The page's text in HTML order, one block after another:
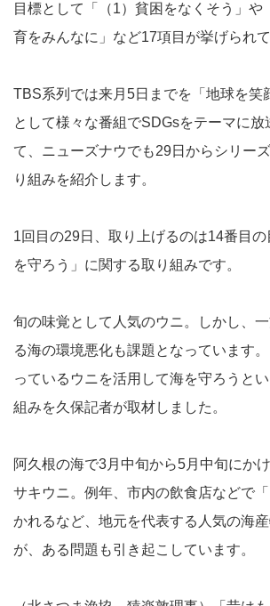
目標として「（1）貧困をなくそう」や
育をみんなに」など17項目が挙げられて
TBS系列では来月5日までを「地球を笑
として様々な番組でSDGsをテーマに放
て、ニューズナウでも29日からシリー
り組みを紹介します。
1回目の29日、取り上げるのは14番目の
を守ろう」に関する取り組みです。
旬の味覚として人気のウニ。しかし、
る海の環境悪化も課題となっています
っているウニを活用して海を守ろうと
組みを久保記者が取材しました。
阿久根の海で3月中旬から5月中旬にか
サキウニ。例年、市内の飲食店などで
かれるなど、地元を代表する人気の海
が、ある問題も引き起こしています。